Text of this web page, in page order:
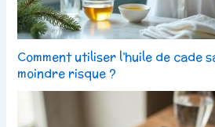
Comment utiliser l’huile de cade
moindre risque ?